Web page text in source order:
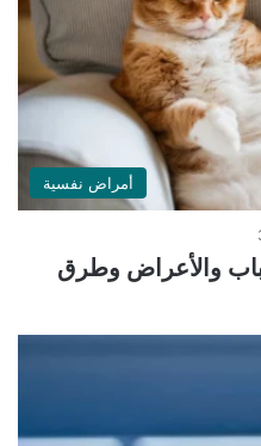
أمراض نفسية
والأعراض وطرق